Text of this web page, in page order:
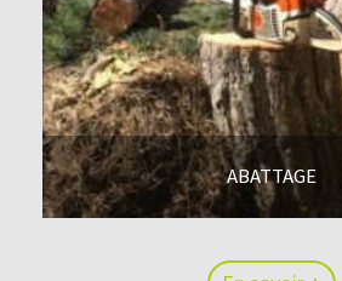
ABATTAGE